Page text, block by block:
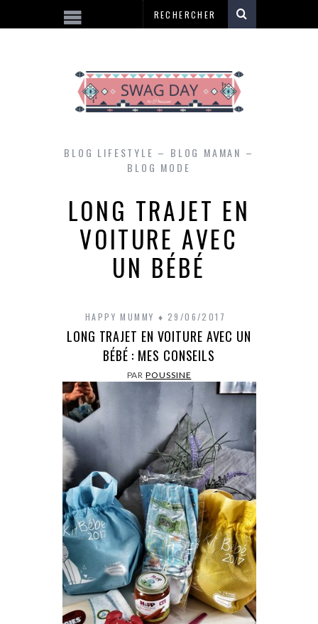
BLOG LIFESTYLE – BLOG MAMAN –
BLOG MODE
LONG TRAJET EN
VOITURE AVEC
UN BÉBÉ
HAPPY MUMMY 29/06/2017
LONG TRAJET EN VOITURE AVEC UN
BÉBÉ : MES CONSEILS
PARPOUSSINE